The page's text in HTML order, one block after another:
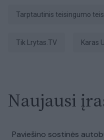
Tarptautinis teisingumo
tik Lrytas.TV karas
Naujausi
Paviešino sostinės